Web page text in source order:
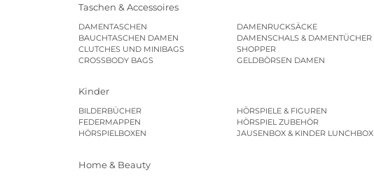
Taschen & Accessoires
DAMENTASCHEN
BAUCHTASCHEN DAMEN
CLUTCHES UND MINIBAGS
CROSSBODY BAGS
DAMENRUCKSÄCKE
DAMENSCHALS & DAMENTÜCHER
SHOPPER
GELDBÖRSEN DAMEN
Kinder
BILDERBÜCHER
FEDERMAPPEN
HÖRSPIELBOXEN
HÖRSPIELE & FIGUREN
HÖRSPIEL ZUBEHÖR
JAUSENBOX & KINDER LUNCHBOX
Home & Beauty